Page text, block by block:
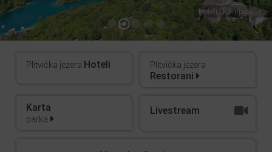
Hoteli i kampovi
Plitvička jezera Hoteli Plitvička jezera
Restorani
Karta
parka
Livestream